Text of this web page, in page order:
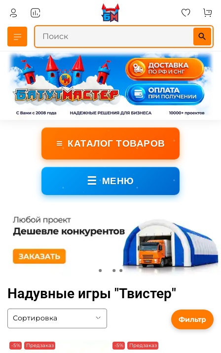
≡ КАТАЛОГ ТОВАРОВ
☰ МЕНЮ
Надувные игры "Твистер"
-5% Предзаказ -5% Предзаказ
Фильтр